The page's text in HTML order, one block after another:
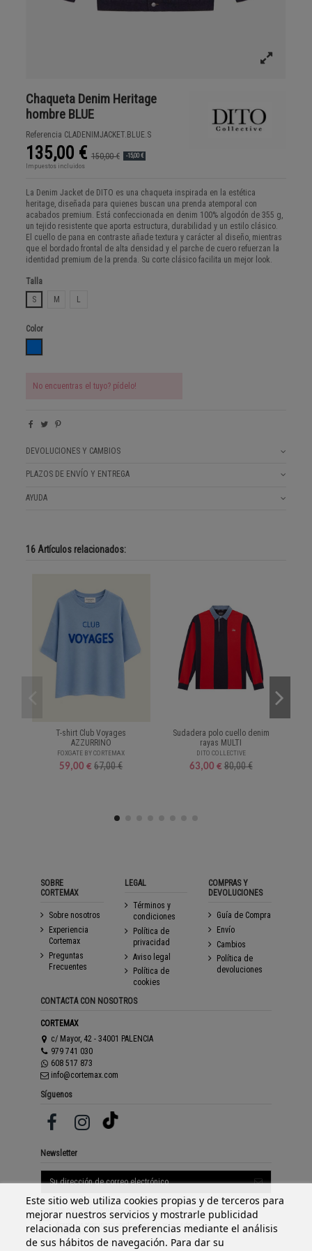
Chaqueta Denim Heritage
hombre BLUE
Referencia CLADENIMJACKET.BLUE.S
135,00 € 150,00 € -15,00 €
Impuestos incluidos
La Denim Jacket de DITO es una chaqueta inspirada en la estética
heritage, diseñada para quienes buscan una prenda atemporal con
acabados premium. Está confeccionada en denim 100% algodón de 355 g,
un tejido resistente que aporta estructura, durabilidad y un estilo clásico.
El cuello de pana en contraste añade textura y carácter al diseño, mientras
que el bordado frontal de alta densidad y el parche de cuero refuerzan la
identidad premium de la prenda. Su corte clásico facilita un mejor look.
Talla
S
M L
Color
No encuentras el tuyo? pídelo!
DEVOLUCIONES Y CAMBIOS
PLAZOS DE ENVÍO Y ENTREGA
AYUDA
16 Artículos relacionados:
T-shirt Club Voyages
AZZURRINO
FOXGATE BY CORTEMAX
59,00 € 67,00 €
Sudadera polo cuello denim
rayas MULTI
DITO COLLECTIVE
63,00 € 80,00 €
SOBRE
CORTEMAX
Sobre nosotros
Experiencia
Cortemax
Preguntas
Frecuentes
LEGAL
Términos y
condiciones
Política de
privacidad
Aviso legal
Política de
cookies
COMPRAS Y
DEVOLUCIONES
Guía de Compra
Envío
Cambios
Política de
devoluciones
CONTACTA CON NOSOTROS
CORTEMAX
c/ Mayor, 42 - 34001 PALENCIA
979 741 030
608 517 873
info@cortemax.com
Este sitio web utiliza cookies propias y de terceros para
mejorar nuestros servicios y mostrarle publicidad
relacionada con sus preferencias mediante el análisis
de sus hábitos de navegación. Para dar su
Síguenos
Newsletter
Puede darse de baja en cualquier momento. Para ello,
consulte nuestra información de contacto en el aviso legal.
Acepto los
términos y condiciones
política de
privacidad